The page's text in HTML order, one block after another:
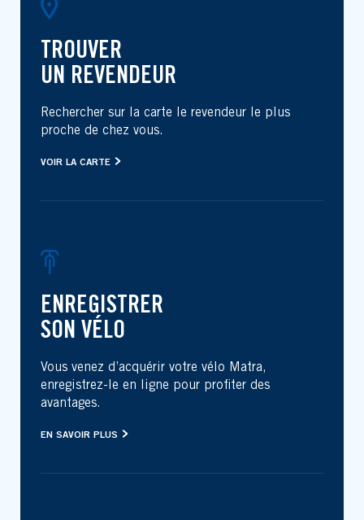
TROUVER
UN REVENDEUR
Rechercher sur la carte le revendeur le plus
proche de chez vous.
VOIR LA CARTE
ENREGISTRER
SON VÉLO
Vous venez d’acquérir votre vélo Matra,
enregistrez-le en ligne pour profiter des
avantages.
EN SAVOIR PLUS